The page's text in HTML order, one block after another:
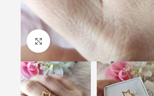
Click to enlarge